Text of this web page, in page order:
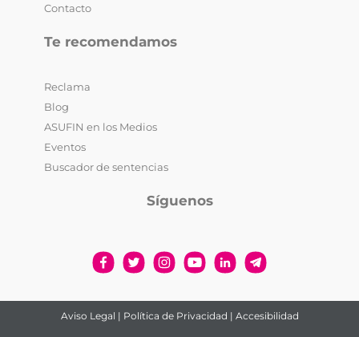
Contacto
Te recomendamos
Reclama
Blog
ASUFIN en los Medios
Eventos
Buscador de sentencias
Síguenos
Aviso Legal | Política de Privacidad | Accesibilidad